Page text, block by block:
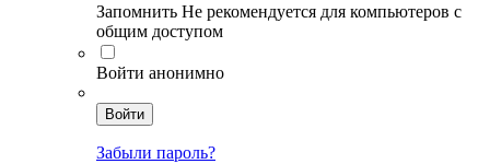
Запомнить Не рекомендуется для компьютеров с
общим доступом
Войти анонимно
Войти
Забыли пароль?